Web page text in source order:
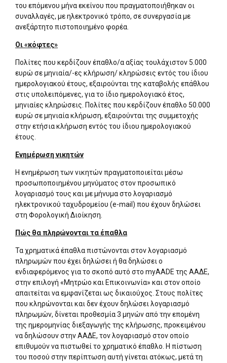
του επόμενου μήνα εκείνου που πραγματοποιήθηκαν οι
συναλλαγές, με ηλεκτρονικό τρόπο, σε συνεργασία με
ανεξάρτητο πιστοποιημένο φορέα.
Οι «κόφτες»
Πολίτες που κερδίζουν έπαθλο/α αξίας τουλάχιστον 5.000
ευρώ σε μηνιαία/-ες κλήρωση/ κληρώσεις εντός του ίδιου
ημερολογιακού έτους, εξαιρούνται της καταβολής επάθλου
στις υπολειπόμενες, για το ίδιο ημερολογιακό έτος,
μηνιαίες κληρώσεις. Πολίτες που κερδίζουν έπαθλο 50.000
ευρώ σε μηνιαία κλήρωση, εξαιρούνται της συμμετοχής
στην ετήσια κλήρωση εντός του ίδιου ημερολογιακού
έτους.
Ενημέρωση νικητών
Η ενημέρωση των νικητών πραγματοποιείται μέσω
προσωποποιημένου μηνύματος στον προσωπικό
λογαριασμό τους και με μήνυμα στο λογαριασμό
ηλεκτρονικού ταχυδρομείου (e-mail) που έχουν δηλώσει
στη Φορολογική Διοίκηση.
Πώς θα πληρώνονται τα έπαθλα
Τα χρηματικά έπαθλα πιστώνονται στον λογαριασμό
πληρωμών που έχει δηλώσει ή θα δηλώσει ο
ενδιαφερόμενος για το σκοπό αυτό στο myAADE της ΑΑΔΕ,
στην επιλογή «Μητρώο και Επικοινωνία» και στον οποίο
απαιτείται να εμφανίζεται ως δικαιούχος. Στους πολίτες
που κληρώνονται και δεν έχουν δηλώσει λογαριασμό
πληρωμών, δίνεται προθεσμία 3 μηνών από την επομένη
της ημερομηνίας διεξαγωγής της κλήρωσης, προκειμένου
να δηλώσουν στην ΑΑΔΕ, τον λογαριασμό στον οποίο
επιθυμούν να πιστωθεί το χρηματικό έπαθλο. Η πίστωση
του ποσού στην περίπτωση αυτή γίνεται ατόκως, μετά τη